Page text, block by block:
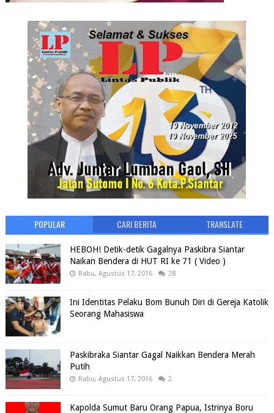
POPULAR CARI BERITA TRANSLATE
HEBOH! Detik-detik Gagalnya Paskibra Siantar
Naikan Bendera di HUT RI ke 71 ( Video )
Rabu, Agustus 17, 2016 28
Ini Identitas Pelaku Bom Bunuh Diri di Gereja Katolik
Seorang Mahasiswa
Paskibraka Siantar Gagal Naikkan Bendera Merah
Putih
Rabu, Agustus 17, 2016 2
Kapolda Sumut Baru Orang Papua, Istrinya Boru